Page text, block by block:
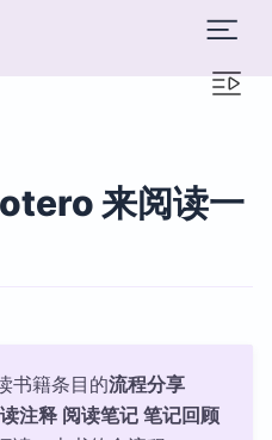
来阅读一
书籍条目的流程分享
注释 阅读笔记 笔记回顾